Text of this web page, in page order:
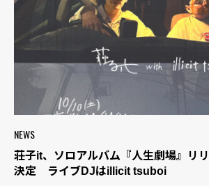
NEWS
荘子it、ソロアルバム『人生劇場』リ
決定 ライブDJはillicit tsuboi